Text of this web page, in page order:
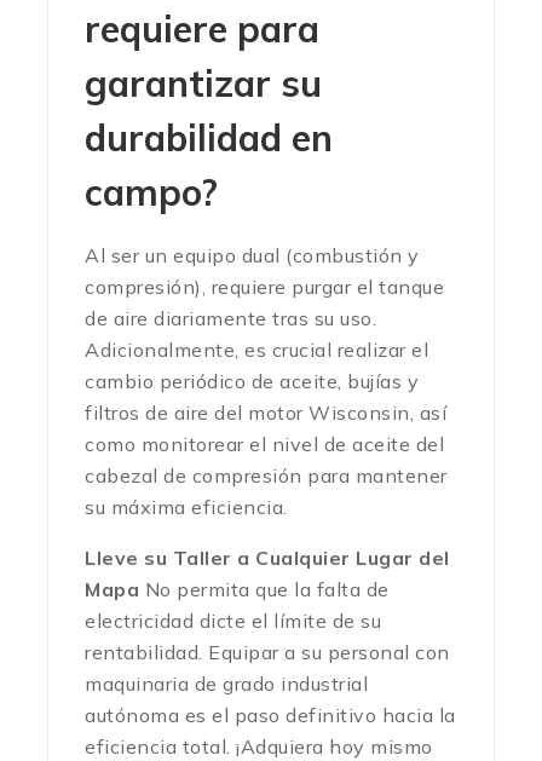
requiere para
garantizar su
durabilidad en
campo?
Al ser un equipo dual (combustión y
compresión), requiere purgar el tanque
de aire diariamente tras su uso.
Adicionalmente, es crucial realizar el
cambio periódico de aceite, bujías y
filtros de aire del motor Wisconsin, así
como monitorear el nivel de aceite del
cabezal de compresión para mantener
su máxima eficiencia.
Lleve su Taller a Cualquier Lugar del
Mapa No permita que la falta de
electricidad dicte el límite de su
rentabilidad. Equipar a su personal con
maquinaria de grado industrial
autónoma es el paso definitivo hacia la
eficiencia total. ¡Adquiera hoy mismo